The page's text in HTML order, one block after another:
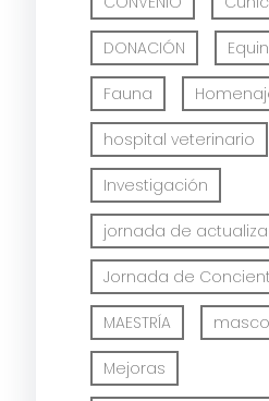
DONACIÓN
Fauna
hospital veterinario
Investigación
jornada de
Jornada de
MAESTRÍA
Mejoras